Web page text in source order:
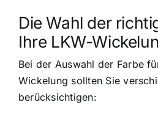
Die Wahl der
Ihre LKW-
Bei der Auswahl der Farbe
Wickelung sollten Sie
berücksichtigen: